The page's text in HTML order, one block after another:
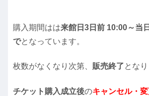
購入期間はは来館日3日前 10:00～当
でとなっています。
枚数がなくなり次第、 販売終了となり
チケット購入成立後のキャンセル・